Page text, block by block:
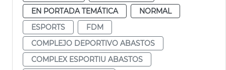
EN PORTADA TEMÁTICA
NORMAL
ESPORTS
FDM
COMPLEJO DEPORTIVO ABASTOS
COMPLEX ESPORTIU ABASTOS